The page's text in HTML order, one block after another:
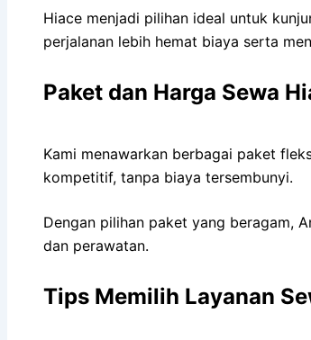
Hiace menjadi pilihan ideal untuk
perjalanan lebih hemat biaya serta
Paket dan Harga Sewa
Kami menawarkan berbagai paket
kompetitif, tanpa biaya tersembunyi.
Dengan pilihan paket yang beragam,
dan perawatan.
Tips Memilih Layanan